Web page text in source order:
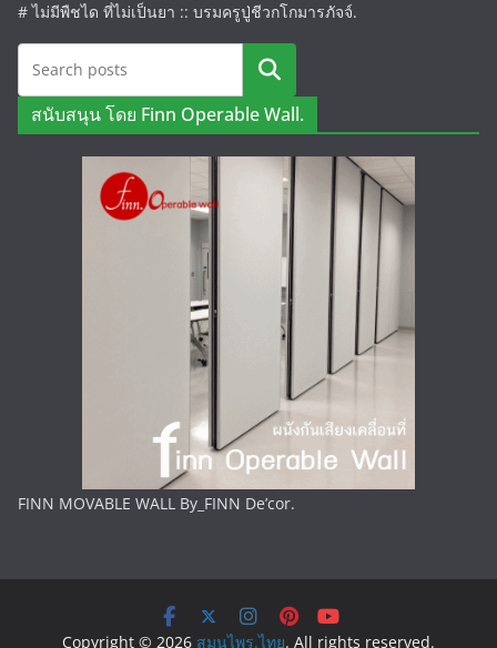
# ไม่มีพืชได ที่ไม่เป็นยา :: บรมครูปู่ชีวกโกมารภัจจ์.
ค้นหา
สนับสนุน โดย Finn Operable Wall.
FINN MOVABLE WALL By_FINN De’cor.
Copyright © 2026 สมุนไพร.ไทย. All rights reserved.